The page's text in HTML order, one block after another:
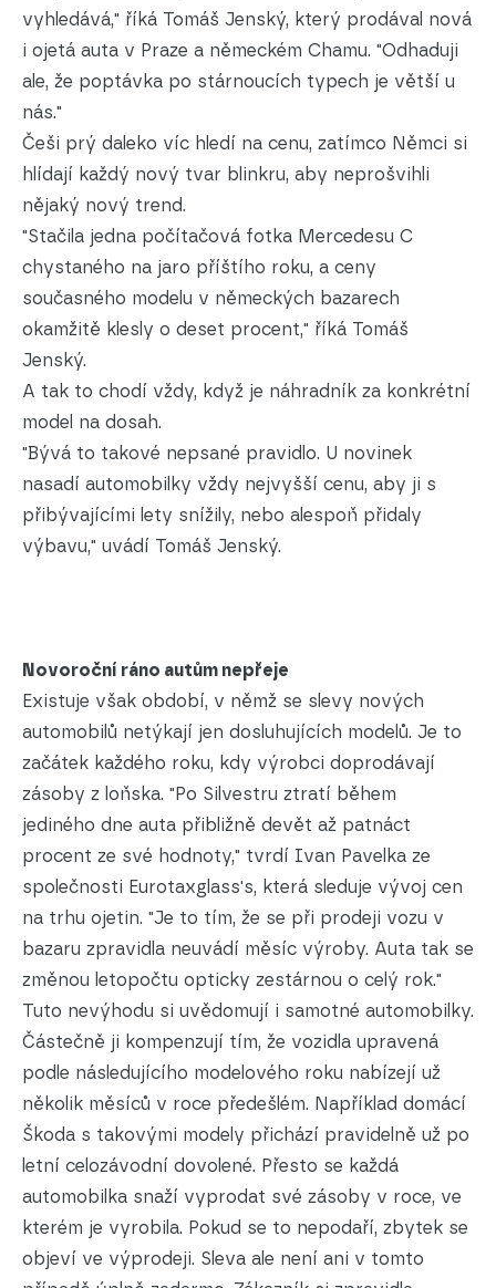
vyhledává," říká Tomáš Jenský, který prodával nová
i ojetá auta v Praze a německém Chamu. "Odhaduji
ale, že poptávka po stárnoucích typech je větší u
nás."
Češi prý daleko víc hledí na cenu, zatímco Němci si
hlídají každý nový tvar blinkru, aby neprošvihli
nějaký nový trend.
"Stačila jedna počítačová fotka Mercedesu C
chystaného na jaro příštího roku, a ceny
současného modelu v německých bazarech
okamžitě klesly o deset procent," říká Tomáš
Jenský.
A tak to chodí vždy, když je náhradník za konkrétní
model na dosah.
"Bývá to takové nepsané pravidlo. U novinek
nasadí automobilky vždy nejvyšší cenu, aby ji s
přibývajícími lety snížily, nebo alespoň přidaly
výbavu," uvádí Tomáš Jenský.
Novoroční ráno autům nepřeje
Existuje však období, v němž se slevy nových
automobilů netýkají jen dosluhujících modelů. Je to
začátek každého roku, kdy výrobci doprodávají
zásoby z loňska. "Po Silvestru ztratí během
jediného dne auta přibližně devět až patnáct
procent ze své hodnoty," tvrdí Ivan Pavelka ze
společnosti Eurotaxglass's, která sleduje vývoj cen
na trhu ojetin. "Je to tím, že se při prodeji vozu v
bazaru zpravidla neuvádí měsíc výroby. Auta tak se
změnou letopočtu opticky zestárnou o celý rok."
Tuto nevýhodu si uvědomují i samotné automobilky.
Částečně ji kompenzují tím, že vozidla upravená
podle následujícího modelového roku nabízejí už
několik měsíců v roce předešlém. Například domácí
Škoda s takovými modely přichází pravidelně už po
letní celozávodní dovolené. Přesto se každá
automobilka snaží vyprodat své zásoby v roce, ve
kterém je vyrobila. Pokud se to nepodaří, zbytek se
objeví ve výprodeji. Sleva ale není ani v tomto